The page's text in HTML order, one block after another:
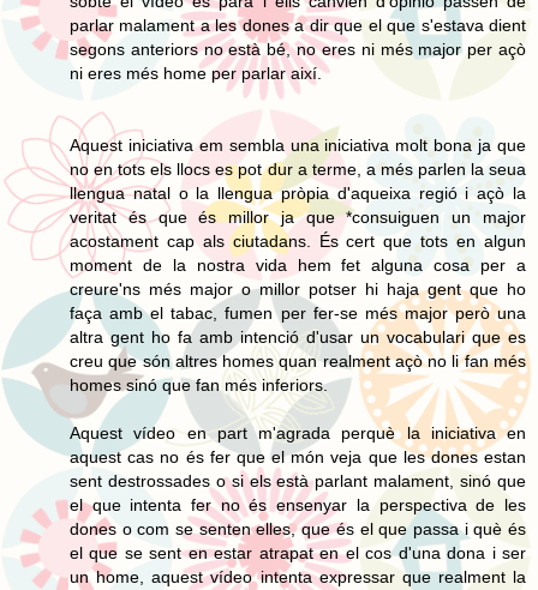
parlar malament a les dones a dir que el que s'estava dient
segons anteriors no està bé, no eres ni més major per açò
ni eres més home per parlar així.
Aquest iniciativa em sembla una iniciativa molt bona ja que
no en tots els llocs es pot dur a terme, a més parlen la seua
llengua natal o la llengua pròpia d'aqueixa regió i açò la
veritat és que és millor ja que *consuiguen un major
acostament cap als ciutadans. És cert que tots en algun
moment de la nostra vida hem fet alguna cosa per a
creure'ns més major o millor potser hi haja gent que ho
faça amb el tabac, fumen per fer-se més major però una
altra gent ho fa amb intenció d'usar un vocabulari que es
creu que són altres homes quan realment açò no li fan més
homes sinó que fan més inferiors.
Aquest vídeo en part m'agrada perquè la iniciativa en
aquest cas no és fer que el món veja que les dones estan
sent destrossades o si els està parlant malament, sinó que
el que intenta fer no és ensenyar la perspectiva de les
dones o com se senten elles, que és el que passa i què és
el que se sent en estar atrapat en el cos d'una dona i ser
un home, aquest vídeo intenta expressar que realment la